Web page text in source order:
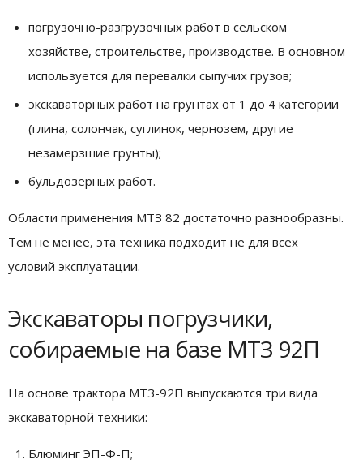
погрузочно-разгрузочных работ в сельском
хозяйстве, строительстве, производстве. В основном
используется для перевалки сыпучих грузов;
экскаваторных работ на грунтах от 1 до 4 категории
(глина, солончак, суглинок, чернозем, другие
незамерзшие грунты);
бульдозерных работ.
Области применения МТЗ 82 достаточно разнообразны.
Тем не менее, эта техника подходит не для всех
условий эксплуатации.
Экскаваторы погрузчики,
собираемые на базе МТЗ 92П
На основе трактора МТЗ-92П выпускаются три вида
экскаваторной техники:
Блюминг ЭП-Ф-П;